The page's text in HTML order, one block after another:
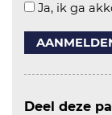
Ja, ik ga
Deel deze